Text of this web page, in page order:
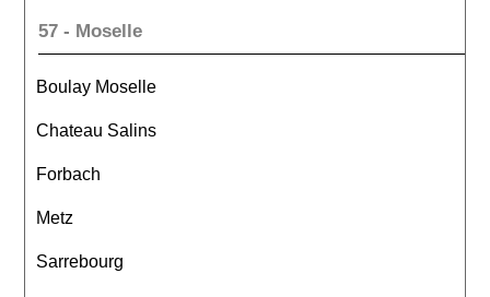
57 - Moselle
Boulay Moselle
Chateau Salins
Forbach
Metz
Sarrebourg